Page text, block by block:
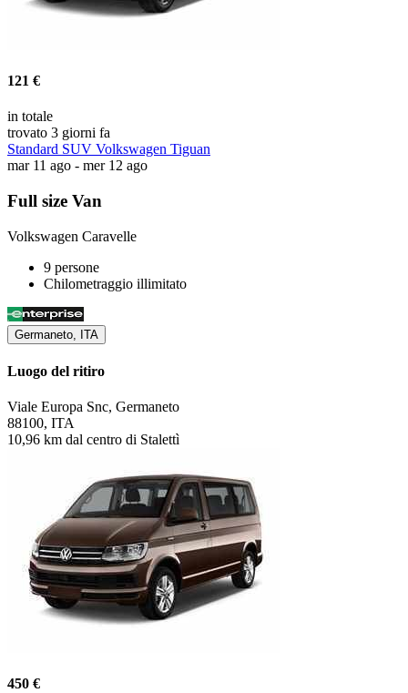
121 €
in totale
trovato 3 giorni fa
Standard SUV Volkswagen Tiguan
mar 11 ago - mer 12 ago
Full size Van
Volkswagen Caravelle
9 persone
Chilometraggio illimitato
Germaneto, ITA
Luogo del ritiro
Viale Europa Snc, Germaneto
88100, ITA
10,96 km dal centro di Stalettì
450 €